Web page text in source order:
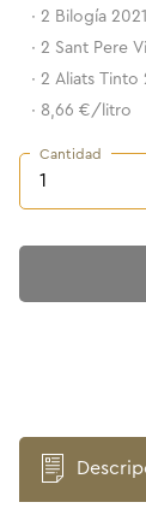
· 2 Bilogía 2021
· 2 Sant Pere
· 2 Aliats Tinto
· 8,66 €/litro
Cantidad